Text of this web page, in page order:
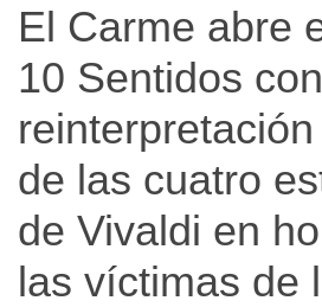
El Carme abre
10 Sentidos
de las cuatro
de Vivaldi en
las víctimas de